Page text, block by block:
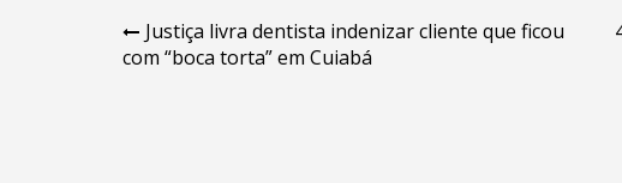
Navegação
de
Justiça livra dentista indenizar cliente que ficou
com “boca torta” em Cuiabá